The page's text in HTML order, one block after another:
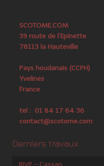
SCOTOME.COM
39 route de l’Epinette
78113 la Hauteville
Pays houdanais (CCPH)
Yvelines
France
tel : 01 84 17 64 36
contact@scotome.com
Derniers travaux
RIVP – Cassan